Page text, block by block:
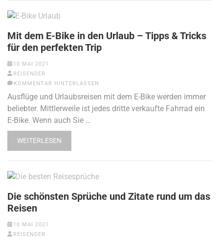
Mit dem E-Bike in den Urlaub – Tipps & Tricks
für den perfekten Trip
10 MAI 2021
REISENDER
KOMMENTAR HINTERLASSEN
Ausflüge und Urlaubsreisen mit dem E-Bike werden immer
beliebter. Mittlerweile ist jedes dritte verkaufte Fahrrad ein
E-Bike. Wenn auch Sie …
WEITERLESEN
Die schönsten Sprüche und Zitate rund um das
Reisen
10 MAI 2021
REISENDER